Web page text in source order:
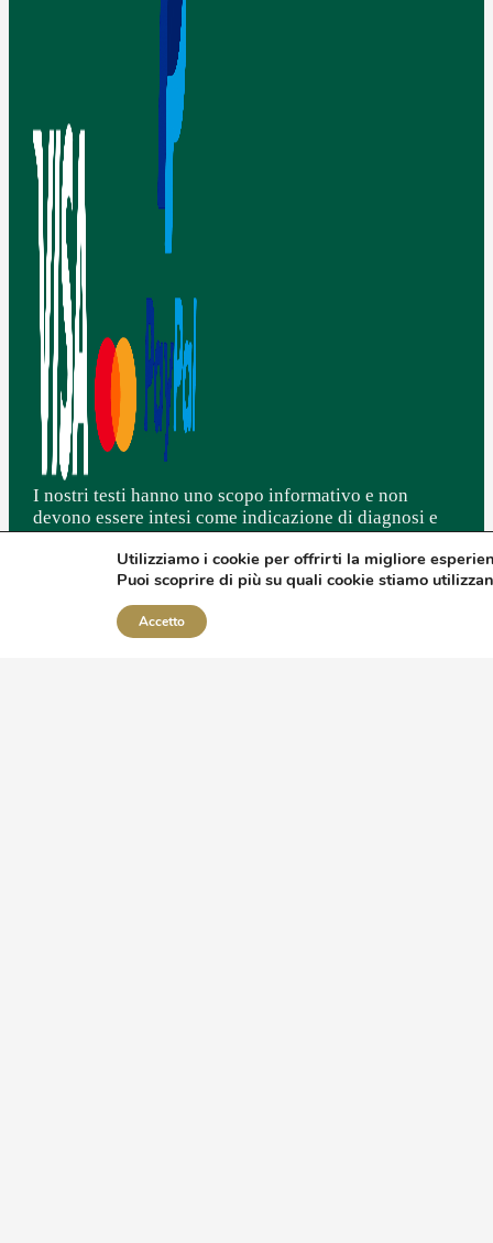
I nostri testi hanno uno scopo informativo e non
devono essere intesi come indicazione di diagnosi e
alcun modo al parere degli specialisti.
L'integrazione NON deve essere intesa come sostituto
di una sana e corretta alimentazione associata ad uno
stile di vita ottimale.
Utilizziamo i cookie per offrirti la migliore
Puoi scoprire di più su quali cookie stiamo
Accetto